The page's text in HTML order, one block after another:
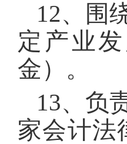
12、围
定产业
金）。
13、负
家会计法